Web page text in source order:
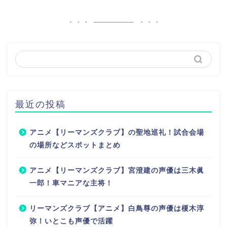
最近の投稿
アニメ【リーマンズクラブ】の聖地巡礼！試合会場
の場所などスポットまとめ
アニメ【リーマンズクラブ】宮澄建の声優は三木眞
一郎！車マニアな主将！
リーマンズクラブ【アニメ】白鳥尊の声優は榎木淳
弥！いとこも声優で活躍